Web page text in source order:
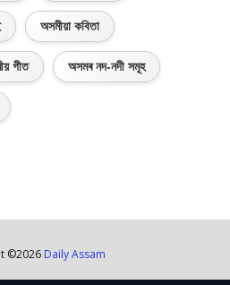
অসমীয়া কবিতা
গীত অসমৰ নদ-নদী সমূহ
©2026 Daily Assam